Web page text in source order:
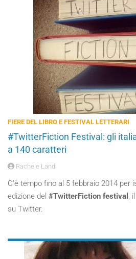
FIERE DEL LIBRO E FESTIVAL LETTERARI
#TwitterFiction Festival: gli
a 140 caratteri
Rachele Landi
C’è tempo fino al 5 febbraio 2014 per
edizione del #TwitterFiction festival ,
su Twitter.